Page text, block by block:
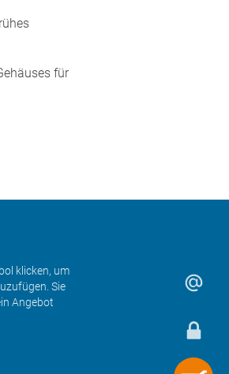
für
klicken, um
Sie
Angebot